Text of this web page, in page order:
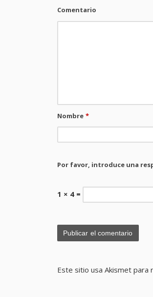
Comentario
Nombre *
Por favor, introduce una
1 × 4 =
Este sitio usa Akismet para